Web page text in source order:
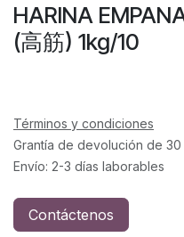
HARINA
(高筋) 1kg/10
Términos y condiciones
Grantía de devolución de 30
Envío: 2-3 días laborables
Contáctenos